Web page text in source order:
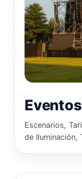
Escenarios,
de Iluminación,